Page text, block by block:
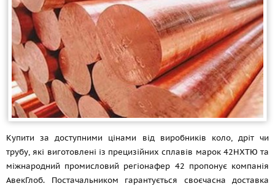
Купити за доступними цінами від виробників коло, дріт чи
трубу, які виготовлені із прецизійних сплавів марок 42НХТЮ та
міжнародний промисловий регіонафер 42 пропонує компанія
АвекГлоб. Постачальником гарантується своєчасна доставка